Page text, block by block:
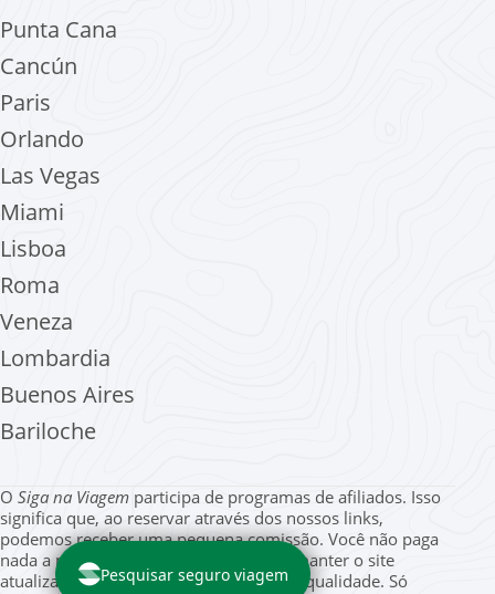
Punta Cana
Cancún
Paris
Orlando
Las Vegas
Miami
Lisboa
Roma
Veneza
Lombardia
Buenos Aires
Bariloche
O Siga na Viagem participa de programas de afiliados. Isso
significa que, ao reservar através dos nossos links,
podemos receber uma pequena comissão. Você não paga
nada a mais por isso, mas nos ajuda a manter o site
atualizado e com guias gratuitos de alta qualidade. Só
Pesquisar seguro viagem